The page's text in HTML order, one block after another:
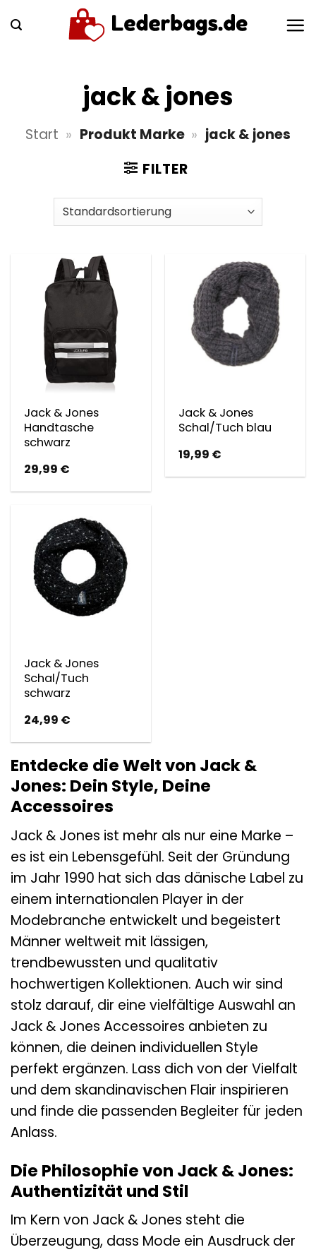
Inhalt
jack & jones
Start » Produkt Marke » jack & jones
FILTER
Jack & Jones
Handtasche
schwarz
29,99 €
Jack & Jones
Schal/Tuch blau
19,99 €
Jack & Jones
Schal/Tuch
schwarz
24,99 €
Entdecke die Welt von Jack &
Jones: Dein Style, Deine
Accessoires
Jack & Jones ist mehr als nur eine Marke –
es ist ein Lebensgefühl. Seit der Gründung
im Jahr 1990 hat sich das dänische Label zu
einem internationalen Player in der
Modebranche entwickelt und begeistert
Männer weltweit mit lässigen,
trendbewussten und qualitativ
hochwertigen Kollektionen. Auch wir sind
stolz darauf, dir eine vielfältige Auswahl an
Jack & Jones Accessoires anbieten zu
können, die deinen individuellen Style
perfekt ergänzen. Lass dich von der Vielfalt
und dem skandinavischen Flair inspirieren
und finde die passenden Begleiter für jeden
Anlass.
Die Philosophie von Jack & Jones:
Authentizität und Stil
Im Kern von Jack & Jones steht die
Überzeugung, dass Mode ein Ausdruck der